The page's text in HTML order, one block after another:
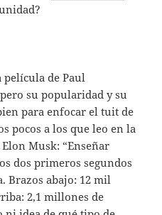
de Paul
su popularidad y su
para enfocar el tuit de
pocos a los que leo en la
Musk: “Enseñar
dos primeros segundos
Brazos abajo: 12 mil
2,1 millones de